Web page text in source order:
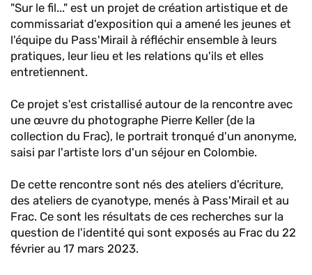
"Sur le fil..." est un projet de création artistique et de
commissariat d'exposition qui a amené les jeunes et
l'équipe du Pass'Mirail à réfléchir ensemble à leurs
pratiques, leur lieu et les relations qu'ils et elles
entretiennent.
Ce projet s'est cristallisé autour de la rencontre avec
une œuvre du photographe Pierre Keller (de la
collection du Frac), le portrait tronqué d'un anonyme,
saisi par l'artiste lors d'un séjour en Colombie.
De cette rencontre sont nés des ateliers d'écriture,
des ateliers de cyanotype, menés à Pass'Mirail et au
Frac. Ce sont les résultats de ces recherches sur la
question de l'identité qui sont exposés au Frac du 22
février au 17 mars 2023.